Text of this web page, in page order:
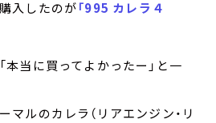
入したのが「995 カレラ４
本当に買ってよかったー」と一
マルのカレラ（リアエンジン・リ